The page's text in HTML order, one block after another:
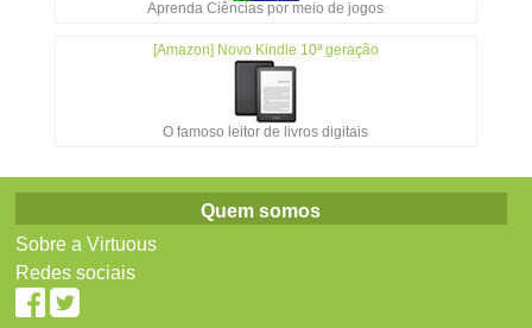
Aprenda Ciências por meio de jogos
[Amazon] Novo Kindle 10ª geração
O famoso leitor de livros digitais
Quem somos
Sobre a Virtuous
Redes sociais